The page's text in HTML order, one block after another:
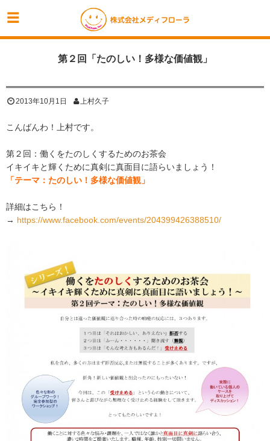
第２回「たのしい！多様な価値観」
2013年10月1日 上村久子
こんばんわ！上村です。
第２回：働くをたのしくするためのお茶会
イキイキと輝くために真剣に真面目に語らいましょう！
「テーマ：たのしい！多様な価値観」
詳細はこちら！
→ https://www.facebook.com/events/204399426388510/